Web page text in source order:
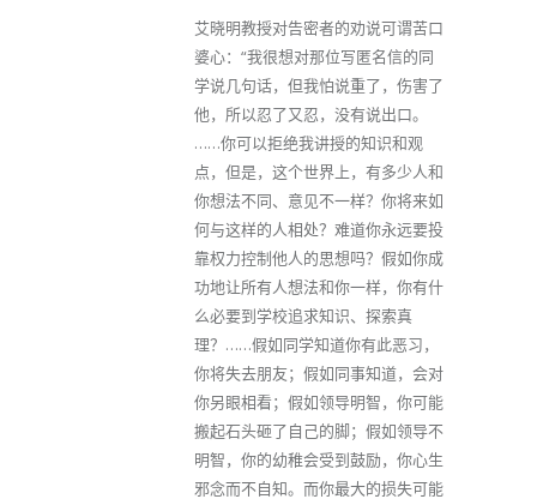
艾晓明教授对告密者的劝说可谓苦口
婆心：“我很想对那位写匿名信的同
学说几句话，但我怕说重了，伤害了
他，所以忍了又忍，没有说出口。
……你可以拒绝我讲授的知识和观
点，但是，这个世界上，有多少人和
你想法不同、意见不一样？你将来如
何与这样的人相处？难道你永远要投
靠权力控制他人的思想吗？假如你成
功地让所有人想法和你一样，你有什
么必要到学校追求知识、探索真
理？……假如同学知道你有此恶习，
你将失去朋友；假如同事知道，会对
你另眼相看；假如领导明智，你可能
搬起石头砸了自己的脚；假如领导不
明智，你的幼稚会受到鼓励，你心生
邪念而不自知。而你最大的损失可能